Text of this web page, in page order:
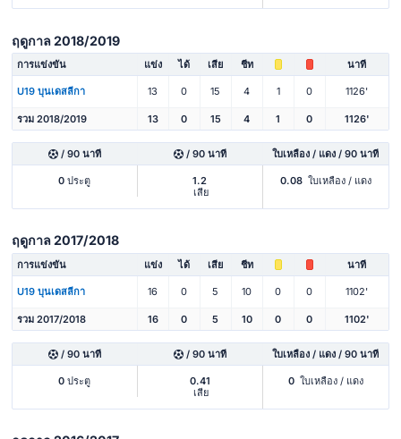
ฤดูกาล 2018/2019
การแข่งขัน แข่ง ได้ เสีย ชีท นาที
U19 บุนเดสลีกา 13 0 15 4 1 0 1126'
รวม 2018/2019 13 0 15 4 1 0 1126'
/ 90 นาที / 90 นาที ใบเหลือง / แดง / 90 นาที
0 ประตู
1.2
เสีย
0.08 ใบเหลือง / แดง
ฤดูกาล 2017/2018
การแข่งขัน แข่ง ได้ เสีย ชีท นาที
U19 บุนเดสลีกา 16 0 5 10 0 0 1102'
รวม 2017/2018 16 0 5 10 0 0 1102'
/ 90 นาที / 90 นาที ใบเหลือง / แดง / 90 นาที
0 ประตู
0.41
เสีย
0 ใบเหลือง / แดง